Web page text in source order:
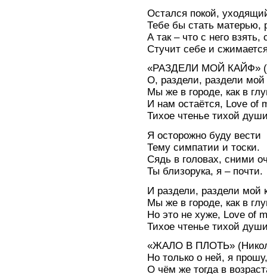
Остался покой,
Тебе бы стать матерью,
А так – что с него взять,
Стучит себе и
«РАЗДЕЛИ МОЙ КАЙФ»
О, раздели, раздели
Мы же в городе, как в
И нам остаётся, Love of
Тихое чтенье тихой
Я осторожно буду вести
Тему симпатии и тоски.
Сядь в головах, сними
Ты близорука, я – почти.
И раздели, раздели мой
Мы же в городе, как в
Но это не хуже, Love of
Тихое чтенье тихой
«ЖАЛО В ПЛОТЬ»
Но только о ней, я
О чём же тогда в